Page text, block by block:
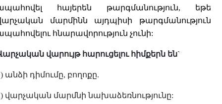
հայերեն թարգմանություն, եթե
մարմինն այդպիսի թարգմանություն
հնարավորություն չունի:
վարույթ հարուցելու հիմքերն են`
անձի դիմումը, բողոքը.
վարչական մարմնի նախաձեռնությունը: